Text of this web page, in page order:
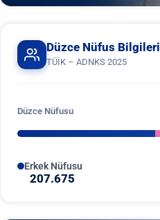
Düzce Nüfus Bilgileri
TÜİK – ADNKS 2025
Düzce Nüfusu
Erkek Nüfusu
207.675